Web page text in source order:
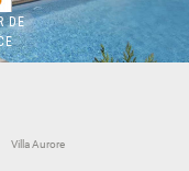
DE
Villa Aurore